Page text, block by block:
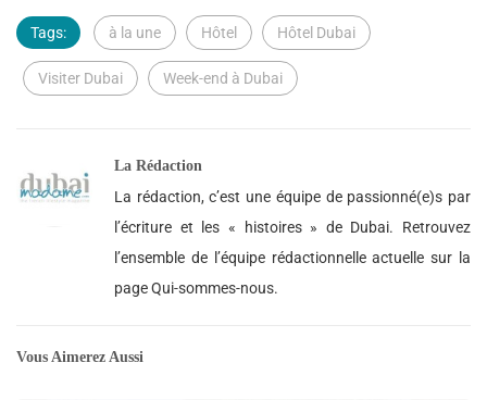
Tags: à la une Hôtel Hôtel Dubai
Visiter Dubai Week-end à Dubai
La Rédaction
La rédaction, c’est une équipe de passionné(e)s par
l’écriture et les « histoires » de Dubai. Retrouvez
l’ensemble de l’équipe rédactionnelle actuelle sur la
page Qui-sommes-nous.
Vous Aimerez Aussi